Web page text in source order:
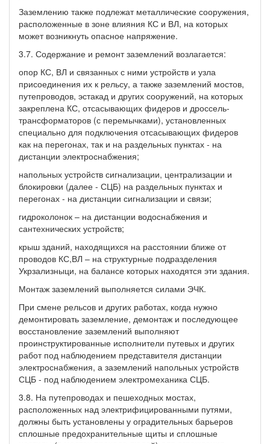
Заземлению также подлежат металлические сооружения,
расположенные в зоне влияния КС и ВЛ, на которых
может возникнуть опасное напряжение.
3.7. Содержание и ремонт заземлений возлагается:
опор КС, ВЛ и связанных с ними устройств и узла
присоединения их к рельсу, а также заземлений мостов,
путепроводов, эстакад и других сооружений, на которых
закреплена КС, отсасывающих фидеров и дроссель-
трансформаторов (с перемычками), установленных
специально для подключения отсасывающих фидеров
как на перегонах, так и на раздельных пунктах - на
дистанции электроснабжения;
напольных устройств сигнализации, централизации и
блокировки (далее - СЦБ) на раздельных пунктах и
перегонах - на дистанции сигнализации и связи;
гидроколонок – на дистанции водоснабжения и
сантехнических устройств;
крыш зданий, находящихся на расстоянии ближе от
проводов КС,ВЛ – на структурные подразделения
Укрзализныци, на балансе которых находятся эти здания.
Монтаж заземлений выполняется силами ЭЧК.
При смене рельсов и других работах, когда нужно
демонтировать заземление, демонтаж и последующее
восстановление заземлений выполняют
проинструктированные исполнители путевых и других
работ под наблюдением представителя дистанции
электроснабжения, а заземлений напольных устройств
СЦБ - под наблюдением электромеханика СЦБ.
3.8. На путепроводах и пешеходных мостах,
расположенных над электрифицированными путями,
должны быть установлены у оградительных барьеров
сплошные предохранительные щиты и сплошные